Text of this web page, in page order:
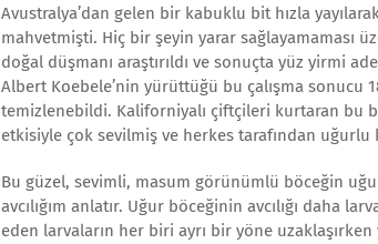
Avustralya’dan gelen bir kabuklu bit hızla
mahvetmişti. Hiç bir şeyin yarar sağlayamaması
doğal düşmanı araştırıldı ve sonuçta yüz yirmi
Albert Koebele’nin yürüttüğü bu çalışma sonucu
temizlenebildi. Kaliforniyalı çiftçileri kurtaran bu
etkisiyle çok sevilmiş ve herkes tarafından
Bu güzel, sevimli, masum görünümlü böceğin
avcılığım anlatır. Uğur böceğinin avcılığı daha
eden larvaların her biri ayrı bir yöne